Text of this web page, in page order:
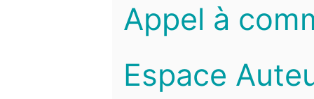
Appel à
Espace